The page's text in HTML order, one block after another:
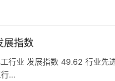
展指数
行业 发展指数 49.62 行业
行…